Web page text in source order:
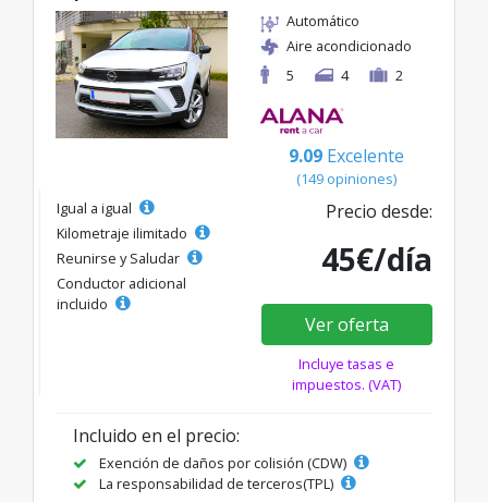
Automático
Aire acondicionado
5
4 2
9.09 Excelente
(149 opiniones)
Igual a igual
Kilometraje ilimitado
Reunirse y Saludar
Conductor adicional
incluido
Precio desde:
45€/día
Ver oferta
Incluye tasas e
impuestos. (VAT)
Incluido en el precio:
Exención de daños por colisión (CDW)
La responsabilidad de terceros(TPL)